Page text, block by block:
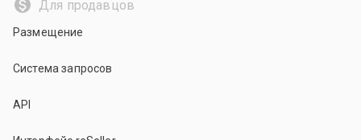
Для продавцов
Размещение
Система запросов
API